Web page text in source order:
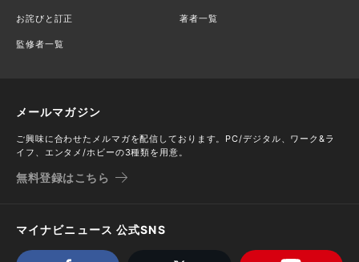
お詫びと訂正 著者一覧
監修者一覧
メールマガジン
ご興味に合わせたメルマガを配信しております。PC/デジタル、ワーク&ラ
イフ、エンタメ/ホビーの3種類を用意。
無料登録はこちら
マイナビニュース 公式SNS